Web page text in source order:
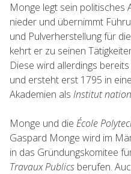
Monge legt sein
nieder und übernimmt
und Pulverherstellung für
kehrt er zu seinen
Diese wird allerdings
und ersteht erst 1795 in
Akademien als Institut
Monge und die École
Gaspard Monge wird im
in das Gründungskomitee
Travaux Publics berufen.